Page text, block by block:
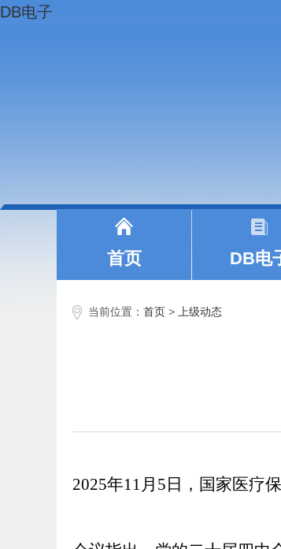
DB电子
首页 DB电
当前位置： 首页 > 上级动态
2025年11月5日，国家医疗